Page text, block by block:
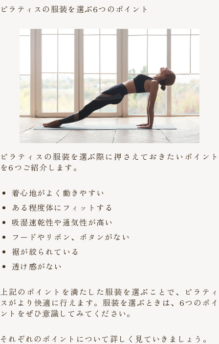
ピラティスの服装を選ぶ6つのポイント
ピラティスの服装を選ぶ際に押さえておきたいポイント
を6つご紹介します。
着心地がよく動きやすい
ある程度体にフィットする
吸湿速乾性や通気性が高い
フードやリボン、ボタンがない
裾が絞られている
透け感がない
上記のポイントを満たした服装を選ぶことで、ピラティ
スがより快適に行えます。服装を選ぶときは、6つのポイ
ントをぜひ意識してみてください。
それぞれのポイントについて詳しく見ていきましょう。